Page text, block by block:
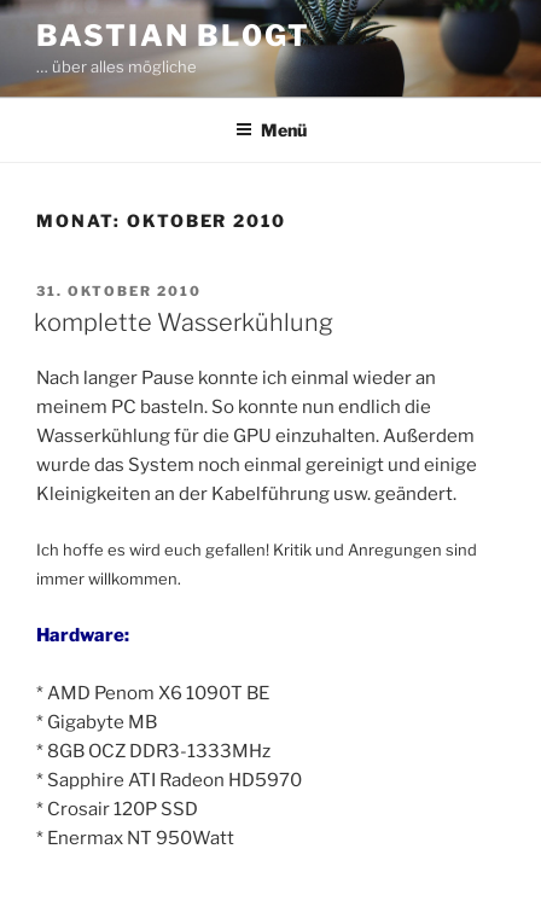
Zum
Inhalt
springen
BASTIAN BL0GT
… über alles mögliche
Menü
MONAT: OKTOBER 2010
VERÖFFENTLICHT
AM
31. OKTOBER 2010
komplette Wasserkühlung
Nach langer Pause konnte ich einmal wieder an
meinem PC basteln. So konnte nun endlich die
Wasserkühlung für die GPU einzuhalten. Außerdem
wurde das System noch einmal gereinigt und einige
Kleinigkeiten an der Kabelführung usw. geändert.
Ich hoffe es wird euch gefallen! Kritik und Anregungen sind
immer willkommen.
Hardware:
* AMD Penom X6 1090T BE
* Gigabyte MB
* 8GB OCZ DDR3-1333MHz
* Sapphire ATI Radeon HD5970
* Crosair 120P SSD
* Enermax NT 950Watt